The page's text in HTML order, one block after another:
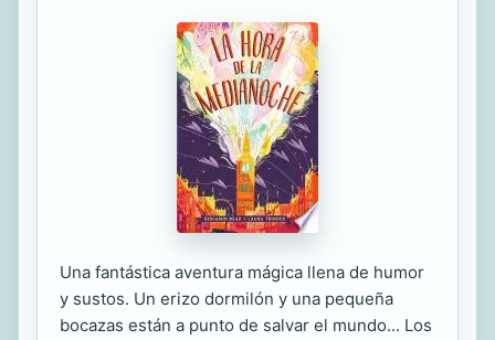
Una fantástica aventura mágica llena de humor
y sustos. Un erizo dormilón y una pequeña
bocazas están a punto de salvar el mundo... Los